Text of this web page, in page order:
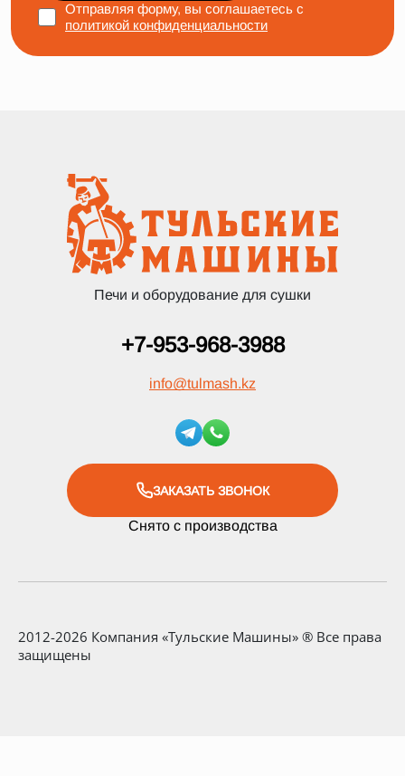
Отправляя форму, вы соглашаетесь с
политикой конфиденциальности
Печи и оборудование для сушки
+7-953-968-3988
info@tulmash.kz
ЗАКАЗАТЬ ЗВОНОК
Снято с производства
2012-2026 Компания «Тульские Машины» ® Все права
защищены